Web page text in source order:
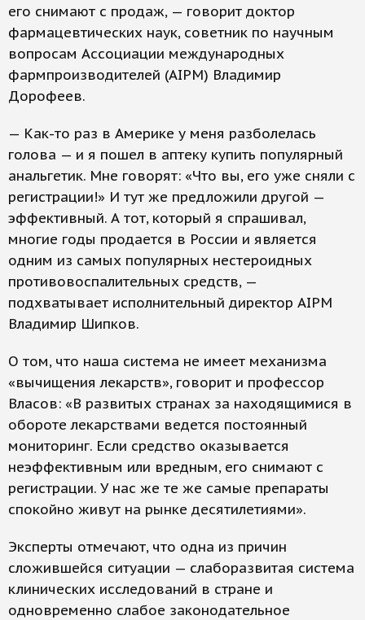
его снимают с продаж, — говорит доктор
фармацевтических наук, советник по научным
вопросам Ассоциации международных
фармпроизводителей (AIPM) Владимир
Дорофеев.
— Как-то раз в Америке у меня разболелась
голова — и я пошел в аптеку купить популярный
анальгетик. Мне говорят: «Что вы, его уже сняли с
регистрации!» И тут же предложили другой —
эффективный. А тот, который я спрашивал,
многие годы продается в России и является
одним из самых популярных нестероидных
противовоспалительных средств, —
подхватывает исполнительный директор AIPM
Владимир Шипков.
О том, что наша система не имеет механизма
«вычищения лекарств», говорит и профессор
Власов: «В развитых странах за находящимися в
обороте лекарствами ведется постоянный
мониторинг. Если средство оказывается
неэффективным или вредным, его снимают с
регистрации. У нас же те же самые препараты
спокойно живут на рынке десятилетиями».
Эксперты отмечают, что одна из причин
сложившейся ситуации — слаборазвитая система
клинических исследований в стране и
одновременно слабое законодательное